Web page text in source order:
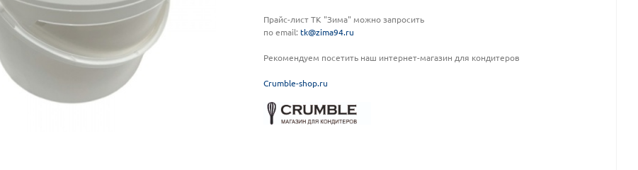
Прайс-лист ТК "Зима" можно запросить
по email: tk@zima94.ru
Рекомендуем посетить наш интернет-магазин для кондитеров
Crumble-shop.ru